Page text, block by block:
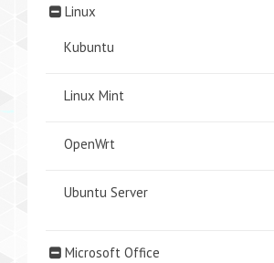
Linux
Kubuntu
Linux Mint
OpenWrt
Ubuntu Server
Microsoft Office